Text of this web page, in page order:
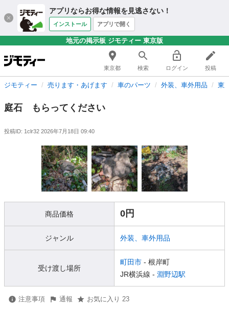
アプリならお得な情報を見逃さない！
インストール アプリで開く
地元の掲示板 ジモティー 東京版
東京都 検索 ログイン 投稿
ジモティー 売ります・あげます 車のパーツ 外装、車外用品 東
庭石 もらってください
投稿ID: 1clr32 2026年7月18日 09:40
商品価格 0円
ジャンル 外装、車外用品
受け渡し場所
町田市 - 根岸町
JR横浜線 - 淵野辺駅
注意事項 通報 お気に入り 23